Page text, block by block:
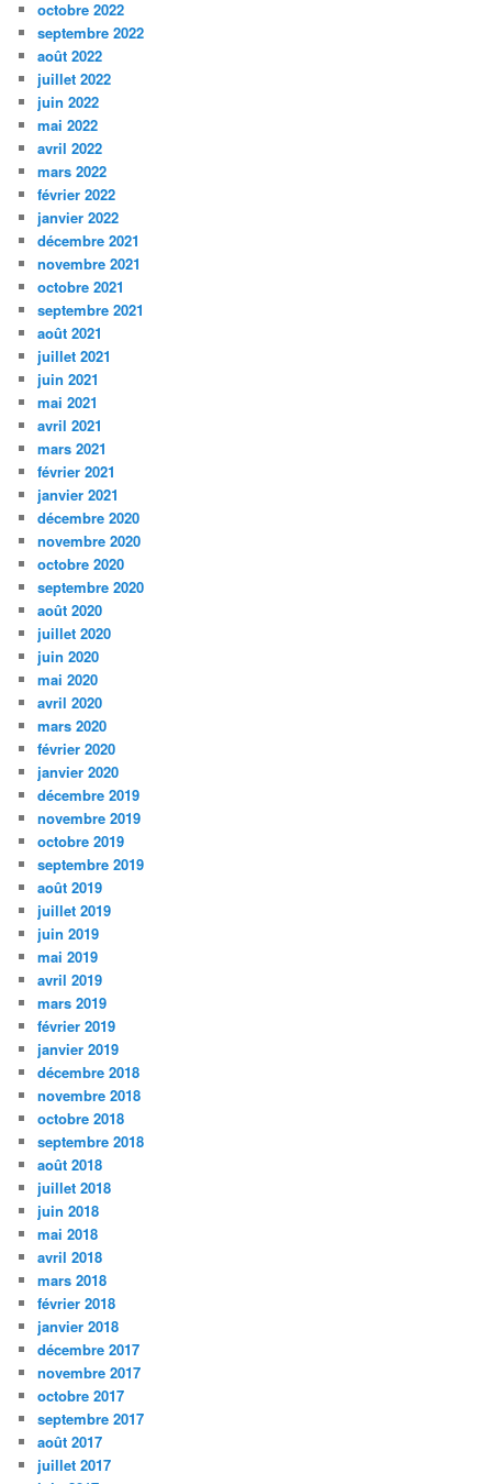
octobre 2022
septembre 2022
août 2022
juillet 2022
juin 2022
mai 2022
avril 2022
mars 2022
février 2022
janvier 2022
décembre 2021
novembre 2021
octobre 2021
septembre 2021
août 2021
juillet 2021
juin 2021
mai 2021
avril 2021
mars 2021
février 2021
janvier 2021
décembre 2020
novembre 2020
octobre 2020
septembre 2020
août 2020
juillet 2020
juin 2020
mai 2020
avril 2020
mars 2020
février 2020
janvier 2020
décembre 2019
novembre 2019
octobre 2019
septembre 2019
août 2019
juillet 2019
juin 2019
mai 2019
avril 2019
mars 2019
février 2019
janvier 2019
décembre 2018
novembre 2018
octobre 2018
septembre 2018
août 2018
juillet 2018
juin 2018
mai 2018
avril 2018
mars 2018
février 2018
janvier 2018
décembre 2017
novembre 2017
octobre 2017
septembre 2017
août 2017
juillet 2017